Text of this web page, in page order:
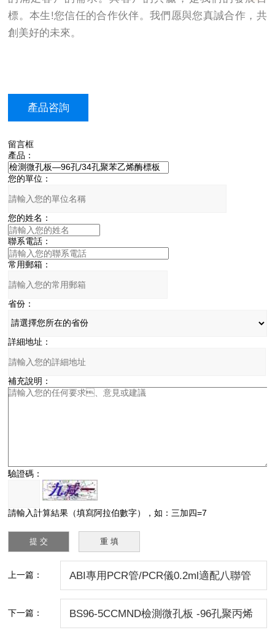
標。本生!您信任的合作伙伴。我們愿與您真誠合作，共
創美好的未來。
產品咨詢
留言框
產品：
您的單位：
您的姓名：
聯系電話：
常用郵箱：
省份：
詳細地址：
補充說明：
驗證碼：
請輸入計算結果（填寫阿拉伯數字），如：三加四=7
上一篇： ABI專用PCR管/PCR儀0.2ml適配八聯管
下一篇： BS96-5CCMND檢測微孔板 -96孔聚丙烯